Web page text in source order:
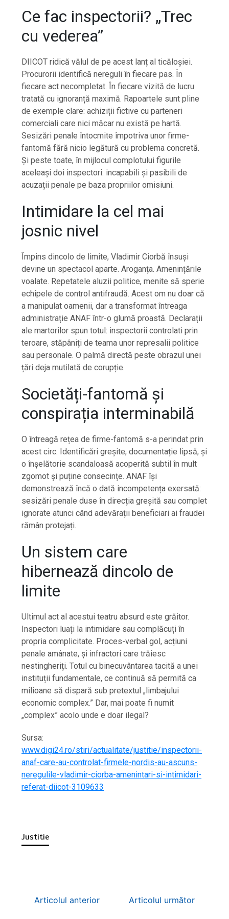
Ce fac inspectorii? „Trec
cu vederea”
DIICOT ridică vălul de pe acest lanț al ticăloșiei.
Procurorii identifică nereguli în fiecare pas. În
fiecare act necompletat. În fiecare vizită de lucru
tratată cu ignoranță maximă. Rapoartele sunt pline
de exemple clare: achiziții fictive cu parteneri
comerciali care nici măcar nu există pe hartă.
Sesizări penale întocmite împotriva unor firme-
fantomă fără nicio legătură cu problema concretă.
Și peste toate, în mijlocul complotului figurile
aceleași doi inspectori: incapabili și pasibili de
acuzații penale pe baza propriilor omisiuni.
Intimidare la cel mai
josnic nivel
Împins dincolo de limite, Vladimir Ciorbă însuși
devine un spectacol aparte. Aroganța. Amenințările
voalate. Repetatele aluzii politice, menite să sperie
echipele de control antifraudă. Acest om nu doar că
a manipulat oamenii, dar a transformat întreaga
administrație ANAF într-o glumă proastă. Declarații
ale martorilor spun totul: inspectorii controlati prin
teroare, stăpâniți de teama unor represalii politice
sau personale. O palmă directă peste obrazul unei
țări deja mutilată de corupție.
Societăți-fantomă și
conspirația interminabilă
O întreagă rețea de firme-fantomă s-a perindat prin
acest circ. Identificări greșite, documentație lipsă, și
o înșelătorie scandaloasă acoperită subtil în mult
zgomot și puține consecințe. ANAF își
demonstrează încă o dată incompetența exersată:
sesizări penale duse în direcția greșită sau complet
ignorate atunci când adevărații beneficiari ai fraudei
rămân protejați.
Un sistem care
hibernează dincolo de
limite
Ultimul act al acestui teatru absurd este grăitor.
Inspectori luați la intimidare sau complăcuți în
propria complicitate. Proces-verbal gol, acțiuni
penale amânate, și infractori care trăiesc
nestingheriți. Totul cu binecuvântarea tacită a unei
instituții fundamentale, ce continuă să permită ca
milioane să dispară sub pretextul „limbajului
economic complex.” Dar, mai poate fi numit
„complex” acolo unde e doar ilegal?
Sursa:
www.digi24.ro/stiri/actualitate/justitie/inspectorii-
anaf-care-au-controlat-firmele-nordis-au-ascuns-
neregulile-vladimir-ciorba-amenintari-si-intimidari-
referat-diicot-3109633
Justitie
Articolul anterior Articolul următor